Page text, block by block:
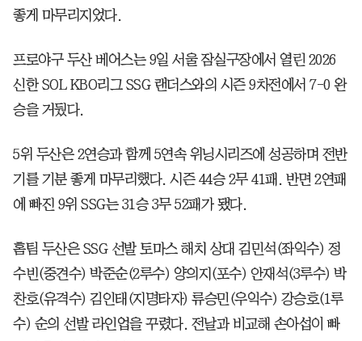
좋게 마무리지었다.
프로야구 두산 베어스는 9일 서울 잠실구장에서 열린 2026
신한 SOL KBO리그 SSG 랜더스와의 시즌 9차전에서 7-0 완
승을 거뒀다.
5위 두산은 2연승과 함께 5연속 위닝시리즈에 성공하며 전반
기를 기분 좋게 마무리했다. 시즌 44승 2무 41패. 반면 2연패
에 빠진 9위 SSG는 31승 3무 52패가 됐다.
홈팀 두산은 SSG 선발 토마스 해치 상대 김민석(좌익수) 정
수빈(중견수) 박준순(2루수) 양의지(포수) 안재석(3루수) 박
찬호(유격수) 김인태(지명타자) 류승민(우익수) 강승호(1루
수) 순의 선발 라인업을 꾸렸다. 전날과 비교해 손아섭이 빠